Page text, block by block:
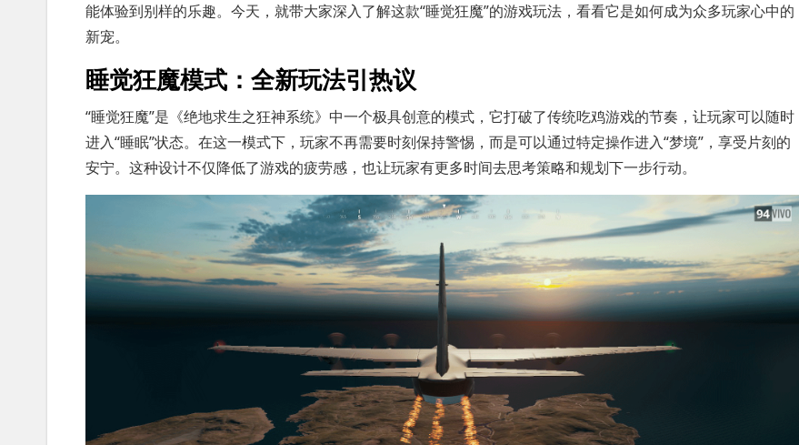
能体验到别样的乐趣。今天，就带大家深入了解这款“睡觉狂魔”的游戏玩法，看看它是如何成为众多玩家心中的
新宠。
睡觉狂魔模式：全新玩法引热议
“睡觉狂魔”是《绝地求生之狂神系统》中一个极具创意的模式，它打破了传统吃鸡游戏的节奏，让玩家可以随时
进入“睡眠”状态。在这一模式下，玩家不再需要时刻保持警惕，而是可以通过特定操作进入“梦境”，享受片刻的
安宁。这种设计不仅降低了游戏的疲劳感，也让玩家有更多时间去思考策略和规划下一步行动。